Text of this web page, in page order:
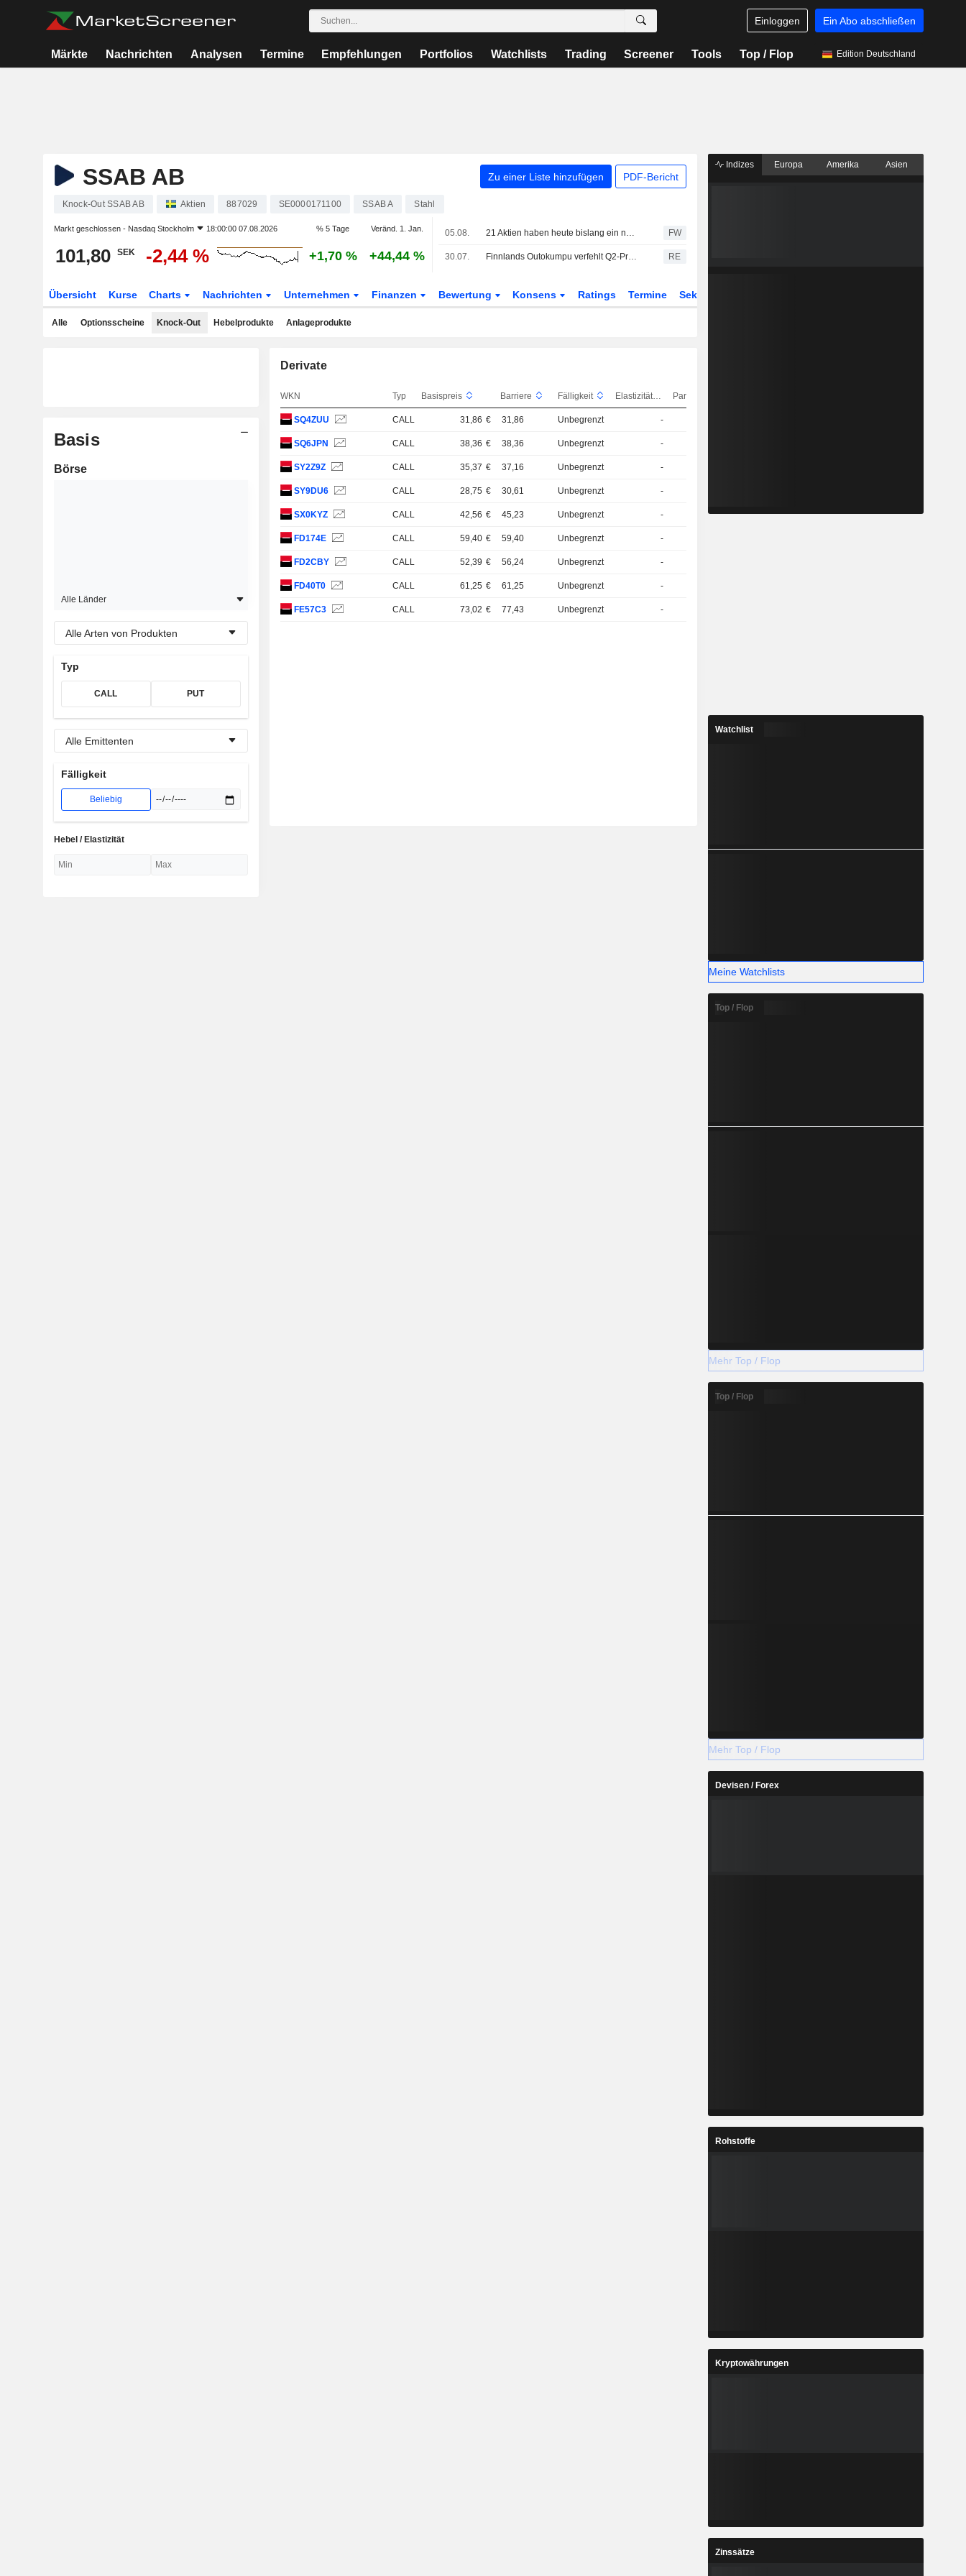
Einloggen Ein Abo abschließen
Märkte Nachrichten Analysen Termine Empfehlungen Portfolios Watchlists Trading Screener Tools Top / Flop Edition Deutschland
SSAB AB Zu einer Liste hinzufügen PDF-Bericht
Knock-Out SSAB AB Aktien 887029 SE0000171100 SSAB A Stahl
Markt geschlossen - Nasdaq Stockholm 18:00:00 07.08.2026 % 5 Tage Veränd. 1. Jan.
101,80 SEK -2,44 % +1,70 % +44,44 %
05.08. 21 Aktien haben heute bislang ein neues 52-Wochen-Hoch an der Stockholmer Börse erreicht FW
30.07. Finnlands Outokumpu verfehlt Q2-Prognose, da Kosten die Europa-Erträge belasten RE
Übersicht Kurse Charts Nachrichten Unternehmen Finanzen Bewertung Konsens Ratings Termine Sektor
Alle Optionsscheine Knock-Out Hebelprodukte Anlageprodukte
Basis
Börse
Alle Länder
Alle Arten von Produkten
Typ
CALL PUT
Alle Emittenten
Fälligkeit
Beliebig
Hebel / Elastizität
Derivate
WKN Typ Basispreis Barriere Fälligkeit Elastizität Parität
SQ4ZUU CALL 31,86 € 31,86 Unbegrenzt -
SQ6JPN CALL 38,36 € 38,36 Unbegrenzt -
SY2Z9Z CALL 35,37 € 37,16 Unbegrenzt -
SY9DU6 CALL 28,75 € 30,61 Unbegrenzt -
SX0KYZ CALL 42,56 € 45,23 Unbegrenzt - 5,490EUR
FD174E CALL 59,40 € 59,40 Unbegrenzt -
FD2CBY CALL 52,39 € 56,24 Unbegrenzt -
FD40T0 CALL 61,25 € 61,25 Unbegrenzt -
FE57C3 CALL 73,02 € 77,43 Unbegrenzt -
Indizes Europa Amerika Asien
Watchlist
Meine Watchlists
Top / Flop
Mehr Top / Flop
Top / Flop
Mehr Top / Flop
Devisen / Forex
Rohstoffe
Kryptowährungen
Zinssätze